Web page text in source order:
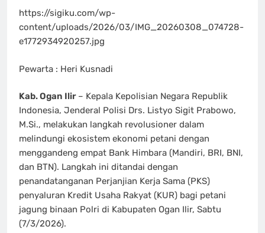
https://sigiku.com/wp-
content/uploads/2026/03/IMG_20260308_074728-
e1772934920257.jpg
Pewarta : Heri Kusnadi
Kab. Ogan Ilir – Kepala Kepolisian Negara Republik
Indonesia, Jenderal Polisi Drs. Listyo Sigit Prabowo,
M.Si., melakukan langkah revolusioner dalam
melindungi ekosistem ekonomi petani dengan
menggandeng empat Bank Himbara (Mandiri, BRI, BNI,
dan BTN). Langkah ini ditandai dengan
penandatanganan Perjanjian Kerja Sama (PKS)
penyaluran Kredit Usaha Rakyat (KUR) bagi petani
jagung binaan Polri di Kabupaten Ogan Ilir, Sabtu
(7/3/2026).